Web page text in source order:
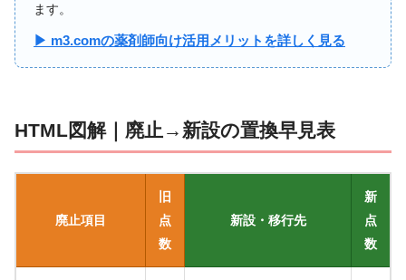
ます。
▶ m3.comの薬剤師向け活用メリットを詳しく見る
HTML図解｜廃止→新設の置換早見表
廃止項目
旧
点
数
新設・移行先
新
点
数